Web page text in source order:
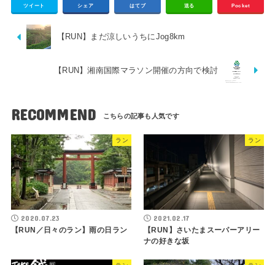
ツイート シェア はてブ 送る Pocket
【RUN】まだ涼しいうちにJog8km
【RUN】湘南国際マラソン開催の方向で検討
RECOMMEND
ラン
2020.07.23
【RUN／日々のラン】雨の日ラン
ラン
2021.02.17
【RUN】さいたまスーパーアリー
ナの好きな坂